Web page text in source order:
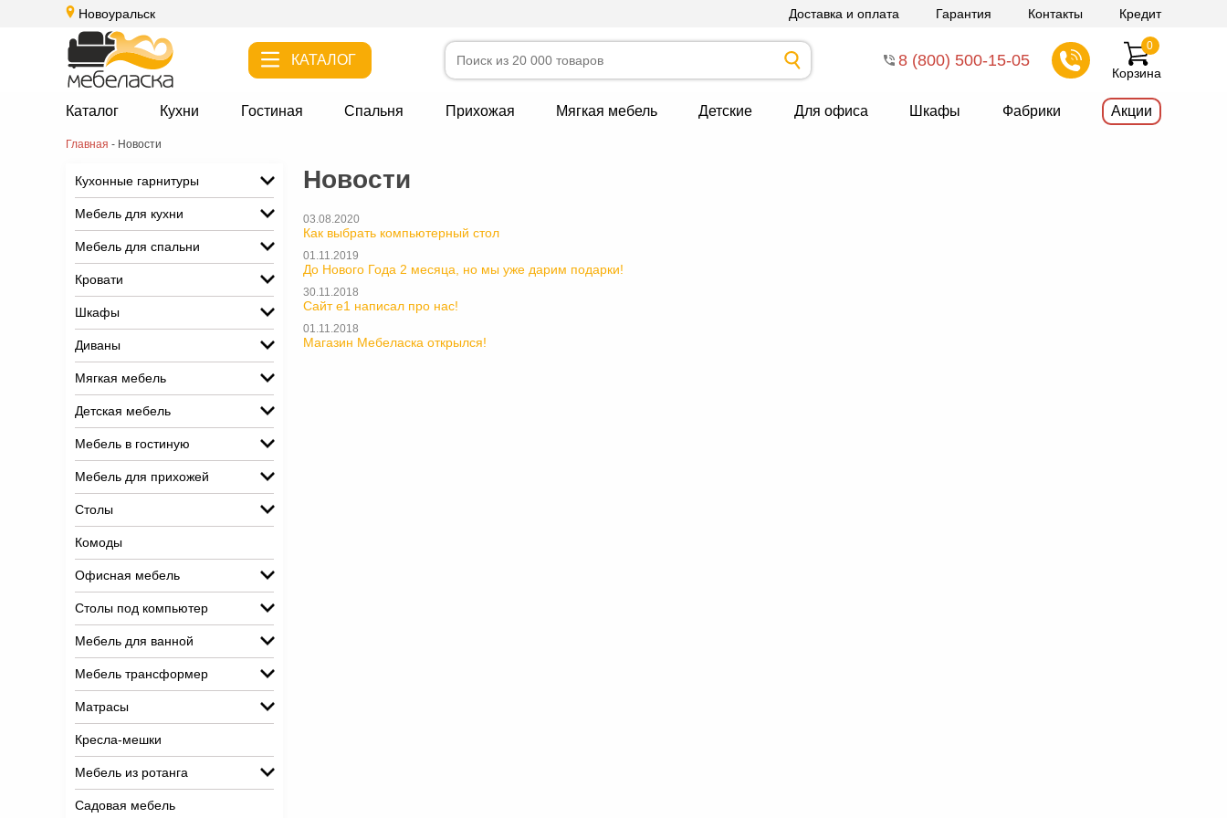
Новоуральск Доставка и оплата Гарантия Контакты Кредит
КАТАЛОГ 8 (800) 500-15-05
Корзина
0
Каталог Кухни Гостиная Спальня Прихожая Мягкая мебель Детские Для офиса Шкафы Фабрики Акции
Главная - Новости
Кухонные гарнитуры
Мебель для кухни
Мебель для спальни
Кровати
Шкафы
Диваны
Мягкая мебель
Детская мебель
Мебель в гостиную
Мебель для прихожей
Столы
Комоды
Офисная мебель
Столы под компьютер
Мебель для ванной
Мебель трансформер
Матрасы
Кресла-мешки
Мебель из ротанга
Садовая мебель
Новости
03.08.2020
Как выбрать компьютерный стол
01.11.2019
До Нового Года 2 месяца, но мы уже дарим подарки!
30.11.2018
Сайт e1 написал про нас!
01.11.2018
Магазин Мебеласка открылся!